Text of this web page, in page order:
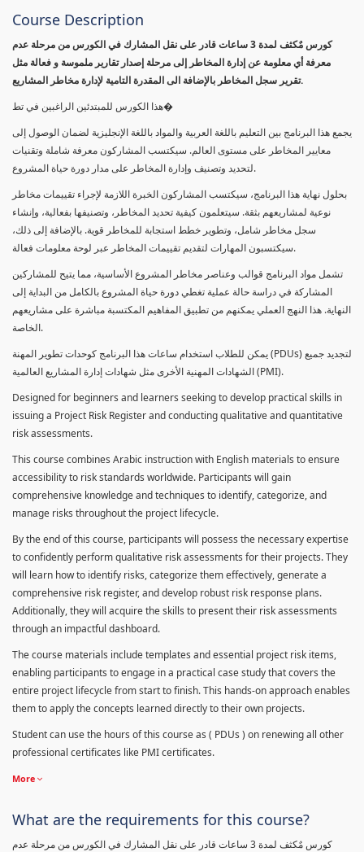
Course Description
كورس مٌكثف لمدة 3 ساعات قادر على نقل المشارك في الكورس من مرحلة عدم
معرفة أي معلومة عن إدارة المخاطر إلى مرحلة إصدار تقارير ملموسة و فعالة مثل
تقرير سجل المخاطر بالإضافة الى المقدرة التامية لإدارة مخاطر المشاريع.
هذا الكورس للمبتدئين الراغبين في تط�
يجمع هذا البرنامج بين التعليم باللغة العربية والمواد باللغة الإنجليزية لضمان الوصول إلى
معايير المخاطر على مستوى العالم. سيكتسب المشاركون معرفة شاملة وتقنيات
لتحديد وتصنيف وإدارة المخاطر على مدار دورة حياة المشروع.
بحلول نهاية هذا البرنامج، سيكتسب المشاركون الخبرة اللازمة لإجراء تقييمات مخاطر
نوعية لمشاريعهم بثقة. سيتعلمون كيفية تحديد المخاطر، وتصنيفها بفعالية، وإنشاء
سجل مخاطر شامل، وتطوير خطط استجابة للمخاطر قوية. بالإضافة إلى ذلك،
سيكتسبون المهارات لتقديم تقييمات المخاطر عبر لوحة معلومات فعالة.
تشمل مواد البرنامج قوالب وعناصر مخاطر المشروع الأساسية، مما يتيح للمشاركين
المشاركة في دراسة حالة عملية تغطي دورة حياة المشروع بالكامل من البداية إلى
النهاية. هذا النهج العملي يمكنهم من تطبيق المفاهيم المكتسبة مباشرة على مشاريعهم
الخاصة.
يمكن للطلاب استخدام ساعات هذا البرنامج كوحدات تطوير المهنة (PDUs) لتجديد جميع
الشهادات المهنية الأخرى مثل شهادات إدارة المشاريع العالمية (PMI).
Designed for beginners and learners seeking to develop practical skills in
issuing a Project Risk Register and conducting qualitative and quantitative
risk assessments.
This course combines Arabic instruction with English materials to ensure
accessibility to risk standards worldwide. Participants will gain
comprehensive knowledge and techniques to identify, categorize, and
manage risks throughout the project lifecycle.
By the end of this course, participants will possess the necessary expertise
to confidently perform qualitative risk assessments for their projects. They
will learn how to identify risks, categorize them effectively, generate a
comprehensive risk register, and develop robust risk response plans.
Additionally, they will acquire the skills to present their risk assessments
through an impactful dashboard.
The course materials include templates and essential project risk items,
enabling participants to engage in a practical case study that covers the
entire project lifecycle from start to finish. This hands-on approach enables
them to apply the concepts learned directly to their own projects.
Student can use the hours of this course as ( PDUs ) on renewing all other
professional certificates like PMI certificates.
More
What are the requirements for this course?
كورس مٌكثف لمدة 3 ساعات قادر على نقل المشارك في الكورس من مرحلة عدم